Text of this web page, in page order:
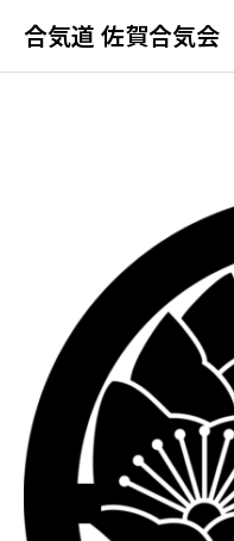
合気道 佐賀合気会
合気道 佐賀合気会
佐賀合気会の特長
よくあるご質問
アクセス
合気道って何？
佐賀合気会の特長
稽古時間と料金